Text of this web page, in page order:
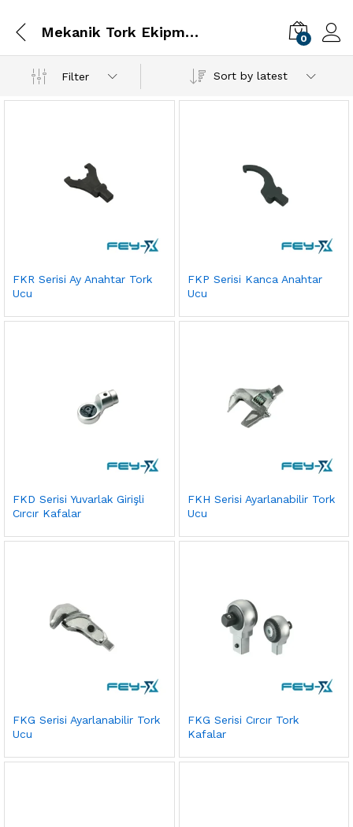
Mekanik Tork Ekipmanları 0
Filter Sort by latest
FKR Serisi Ay Anahtar Tork
Ucu
FKP Serisi Kanca Anahtar
Ucu
FKD Serisi Yuvarlak Girişli
Cırcır Kafalar
FKH Serisi Ayarlanabilir Tork
Ucu
FKG Serisi Ayarlanabilir Tork
Ucu
FKG Serisi Cırcır Tork
Kafalar